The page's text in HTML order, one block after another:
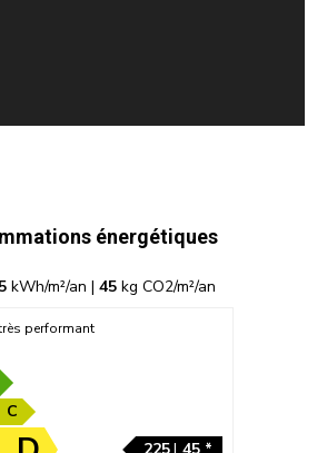
énergétiques
kWh/m²/an | 45kg CO2/m²/an
performant
C